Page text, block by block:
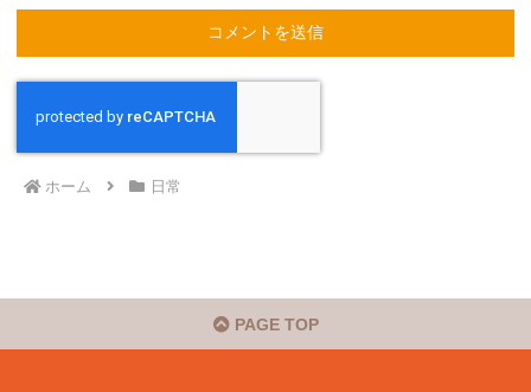
ホーム 日常
PAGE TOP